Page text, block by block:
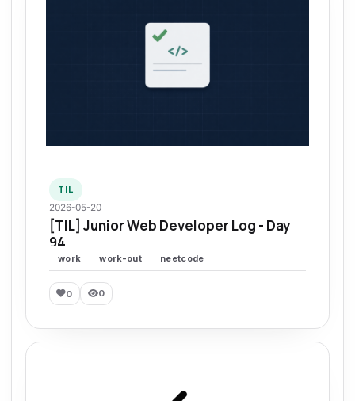
TIL
2026-05-20
[TIL] Junior Web Developer Log - Day
94
work work-out neetcode
0 0